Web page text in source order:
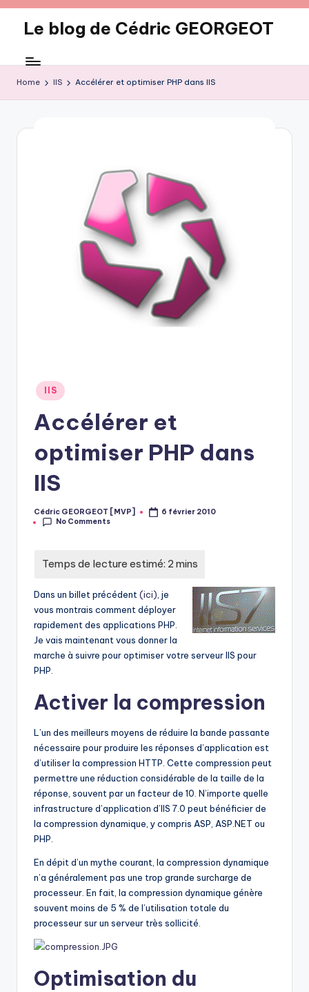
content
Le blog de Cédric GEORGEOT
Home IIS Accélérer et optimiser PHP dans IIS
Posted
in
IIS
Accélérer et
optimiser PHP dans
IIS
Posted
by
Cédric GEORGEOT [MVP]
6 février 2010
No Comments
Dans un billet précédent (ici) , je
vous montrais comment déployer
rapidement des applications PHP.
Je vais maintenant vous donner la
marche à suivre pour optimiser votre serveur IIS pour
PHP.
Activer la compression
L’un des meilleurs moyens de réduire la bande passante
nécessaire pour produire les réponses d’application est
d’utiliser la compression HTTP. Cette compression peut
permettre une réduction considérable de la taille de la
réponse, souvent par un facteur de 10. N’importe quelle
infrastructure d’application d’IIS 7.0 peut bénéficier de
la compression dynamique, y compris ASP, ASP.NET ou
PHP.
En dépit d’un mythe courant, la compression dynamique
n’a généralement pas une trop grande surcharge de
processeur. En fait, la compression dynamique génère
souvent moins de 5 % de l’utilisation totale du
processeur sur un serveur très sollicité.
Optimisation du